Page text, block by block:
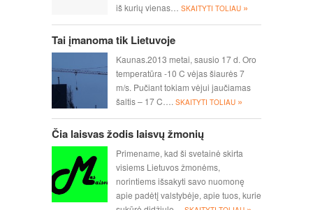
iš kurių vienas…
SKAITYTI TOLIAU »
Tai įmanoma tik Lietuvoje
Kaunas.2013 metai, sausio 17 d. Oro
temperatūra -10 C vėjas šiaurės 7
m/s. Pučiant tokiam vėjui jaučiamas
šaltis – 17 C…. SKAITYTI TOLIAU »
Čia laisvas žodis laisvų žmonių
Primename, kad ši svetainė skirta
visiems Lietuvos žmonėms,
norintiems išsakyti savo nuomonę
apie padėtį valstybėje, apie tuos, kurie